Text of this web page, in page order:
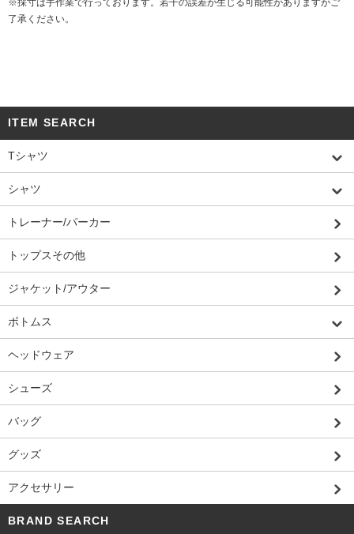
了承ください。
ITEM SEARCH
Tシャツ
シャツ
トレーナー/パーカー
トップスその他
ジャケット/アウター
ボトムス
ヘッドウェア
シューズ
バッグ
グッズ
アクセサリー
BRAND SEARCH